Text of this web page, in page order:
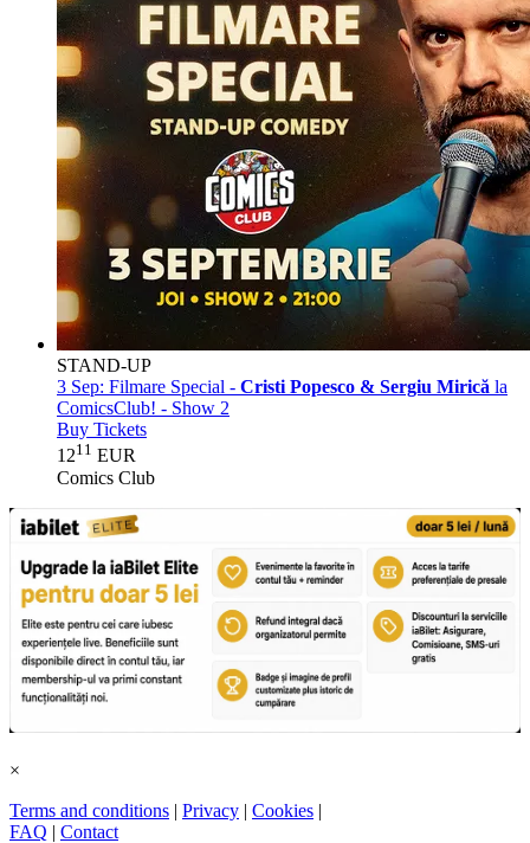
STAND-UP
3 Sep: Filmare Special - Cristi Popesco & Sergiu Mirică la
ComicsClub! - Show 2
Buy Tickets
1211 EUR
Comics Club
×
Terms and conditions | Privacy | Cookies |
FAQ | Contact